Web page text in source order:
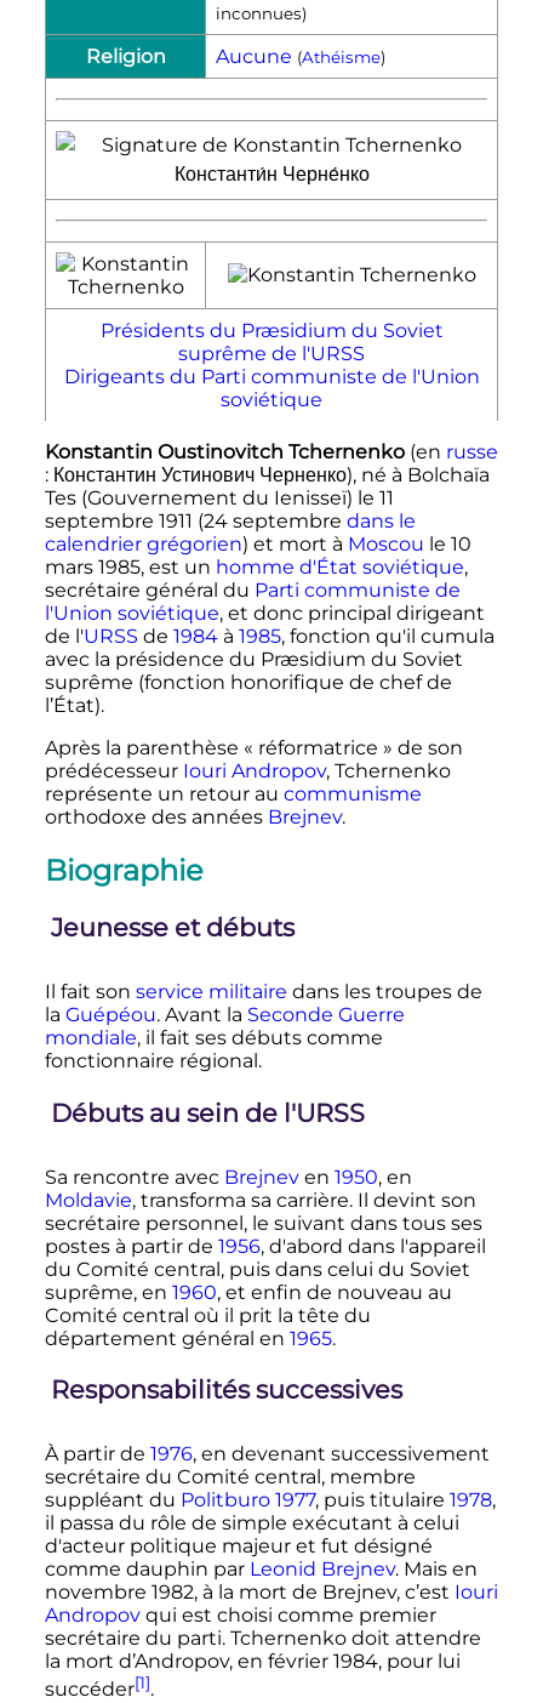
inconnues)
Religion Aucune (Athéisme)
Présidents du Præsidium du Soviet
suprême de l'URSS
Dirigeants du Parti communiste de l'Union
soviétique
Konstantin Oustinovitch Tchernenko(en russe
: Константин Устинович Черненко), né à Bolchaïa
Tes (Gouvernement du Ienisseï) le 11
septembre 1911 (24 septembre dans le
calendrier grégorien) et mort à Moscou le 10
mars 1985, est un homme d'État soviétique,
secrétaire général du Parti communiste de
l'Union soviétique, et donc principal dirigeant
de l'URSS de 1984à 1985, fonction qu'il cumula
avec la présidence du Præsidium du Soviet
suprême (fonction honorifique de chef de
l’État).
Après la parenthèse « réformatrice » de son
prédécesseur Iouri Andropov, Tchernenko
représente un retour au communisme
orthodoxe des années Brejnev.
Biographie
Jeunesse et débuts
Il fait son service militaire dans les troupes de
la Guépéou. Avant la Seconde Guerre
mondiale, il fait ses débuts comme
fonctionnaire régional.
Débuts au sein de l'URSS
Sa rencontre avec Brejneven 1950, en
Moldavie, transforma sa carrière. Il devint son
secrétaire personnel, le suivant dans tous ses
postes à partir de 1956, d'abord dans l'appareil
du Comité central, puis dans celui du Soviet
suprême, en 1960, et enfin de nouveau au
Comité central où il prit la tête du
département général en 1965.
Responsabilités successives
À partir de 1976, en devenant successivement
secrétaire du Comité central, membre
suppléant du Politburo 1977, puis titulaire 1978,
il passa du rôle de simple exécutant à celui
d'acteur politique majeur et fut désigné
comme dauphin par Leonid Brejnev. Mais en
novembre 1982, à la mort de Brejnev, c’est Iouri
Andropovqui est choisi comme premier
secrétaire du parti. Tchernenko doit attendre
la mort d’Andropov, en février 1984, pour lui
succéder[1].